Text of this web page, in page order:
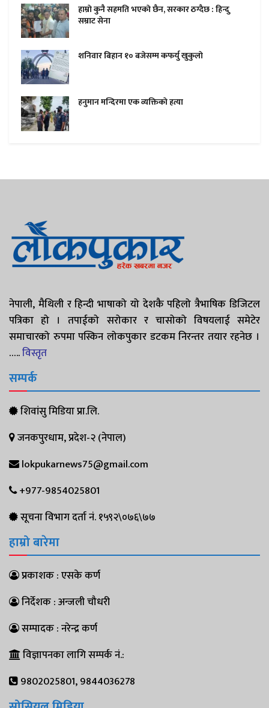
हाम्राे कुनै सहमति भएकाे छैन, सरकार ठग्दैछ : हिन्दु
सम्राट सेना
शनिवार बिहान १० बजेसम्म कफर्यु खुकुलाे
हनुमान मन्दिरमा एक व्यक्तिकाे हत्या
नेपाली, मैथिली र हिन्दी भाषाको यो देशकै पहिलो त्रैभाषिक डिजिटल
पत्रिका हो । तपाईको सरोकार र चासोको विषयलाई समेटेर
समाचारको रुपमा पस्किन लोकपुकार डटकम निरन्तर तयार रहनेछ ।
…..विस्तृत
सम्पर्क
शिवांसु मिडिया प्रा.लि.
जनकपुरधाम, प्रदेश-२ (नेपाल)
lokpukarnews75@gmail.com
+977-9854025801
सूचना विभाग दर्ता नं. १५९२\०७६\७७
हाम्रो बारेमा
प्रकाशक : एसके कर्ण
निर्देशक : अन्जली चौधरी
सम्पादक : नरेन्द्र कर्ण
विज्ञापनका लागि सम्पर्क नं.:
9802025801, 9844036278